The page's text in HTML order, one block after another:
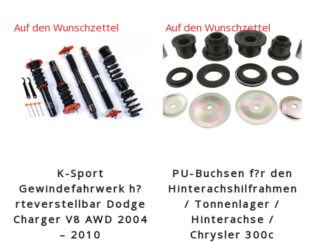
K-Sport
Gewindefahrwerk h?
rteverstellbar Dodge
Charger V8 AWD 2004
– 2010
Auf den Wunschzettel
PU-Buchsen f?r den
Hinterachshilfrahmen
/ Tonnenlager /
Hinterachse /
Chrysler 300c
Auf den Wunschzettel